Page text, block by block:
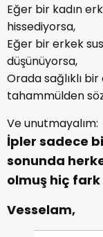
Eğer bir kadın
hissediyorsa,
Eğer bir erkek
düşünüyorsa,
Orada sağlıklı
tahammülden
Ve unutmayalım:
İpler sadece
sonunda
olmuş hiç
Vesselam,